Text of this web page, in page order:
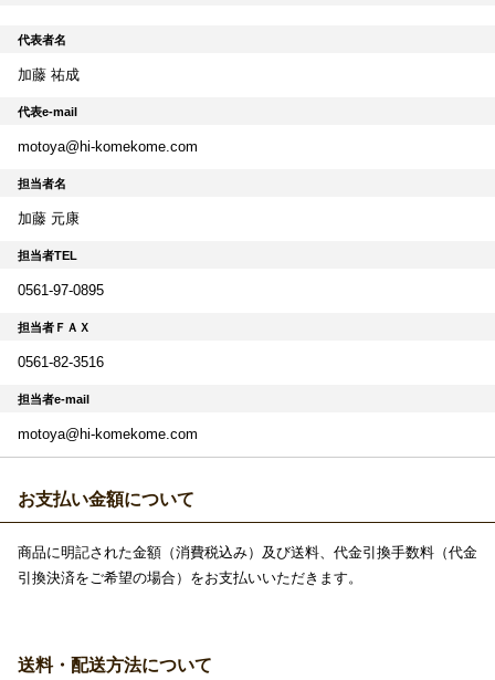
代表者名
加藤 祐成
代表e-mail
motoya@hi-komekome.com
担当者名
加藤 元康
担当者TEL
0561-97-0895
担当者ＦＡＸ
0561-82-3516
担当者e-mail
motoya@hi-komekome.com
お支払い金額について
商品に明記された金額（消費税込み）及び送料、代金引換手数料（代金
引換決済をご希望の場合）をお支払いいただきます。
送料・配送方法について